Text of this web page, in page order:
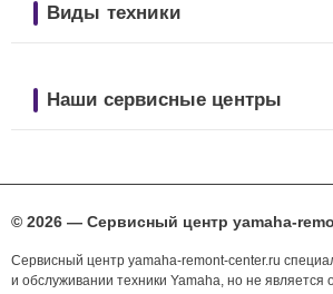
Виды техники
Наши сервисные центры
© 2026 — Сервисный центр yamaha-
Сервисный центр yamaha-remont-center.ru
и обслуживании техники Yamaha, но не